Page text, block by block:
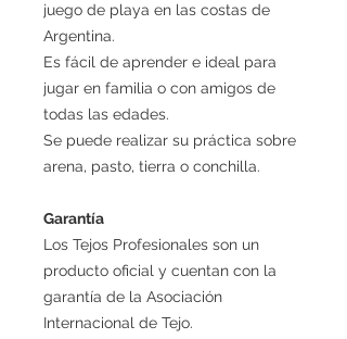
juego de playa en las costas de
Argentina.
Es fácil de aprender e ideal para
jugar en familia o con amigos de
todas las edades.
Se puede realizar su práctica sobre
arena, pasto, tierra o conchilla.
Garantía
Los Tejos Profesionales son un
producto oficial y cuentan con la
garantía de la Asociación
Internacional de Tejo.